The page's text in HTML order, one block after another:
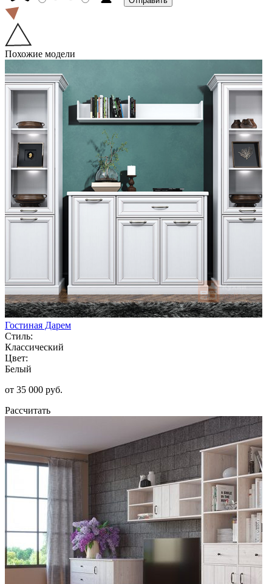
Похожие модели
Гостиная Дарем
Стиль:
Классический
Цвет:
Белый
от 35 000 руб.
Рассчитать